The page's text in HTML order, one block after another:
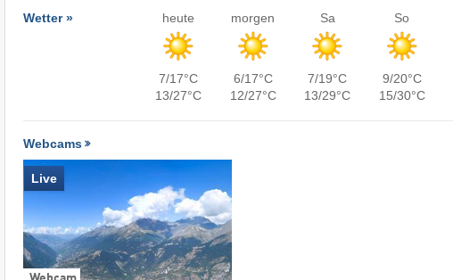
Wetter » heute
7/17°C
13/27°C
morgen
6/17°C
12/27°C
Sa
7/19°C
13/29°C
So
9/20°C
15/30°C
Webcams
Live